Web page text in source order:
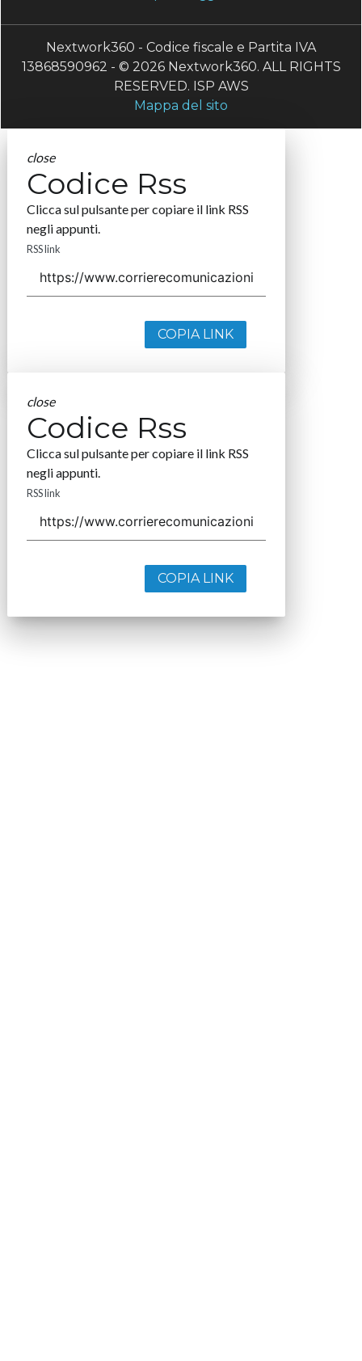
Nextwork360 - Codice fiscale e Partita IVA
13868590962 - © 2026 Nextwork360. ALL RIGHTS
RESERVED. ISP AWS
Mappa del sito
close
Codice Rss
Clicca sul pulsante per copiare il link RSS
negli appunti.
RSS link
COPIA LINK
close
Codice Rss
Clicca sul pulsante per copiare il link RSS
negli appunti.
RSS link
COPIA LINK